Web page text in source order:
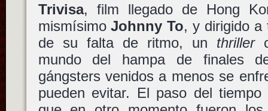
Trivisa, film llegado de Hong
mismísimoJohnny To, y dirigido a
de su falta de ritmo, un thriller
mundo del hampa de finales
gángsters venidos a menos se
pueden evitar. El paso del